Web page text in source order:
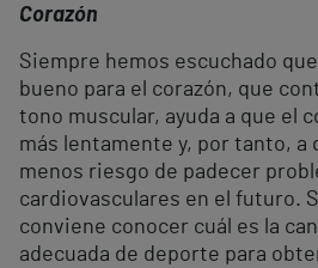
Corazón
Siempre hemos escuchado
bueno para el corazón, que
tono muscular, ayuda a que el
más lentamente y, por tanto, a
menos riesgo de padecer
cardiovasculares en el futuro.
conviene conocer cuál es la
adecuada de deporte para